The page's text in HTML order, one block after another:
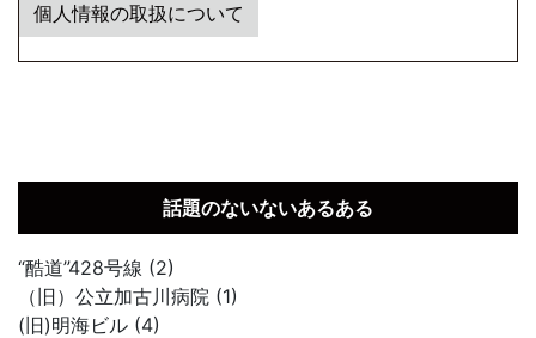
個人情報の取扱について
話題のないないあるある
“酷道”428号線 (2)
（旧）公立加古川病院 (1)
(旧)明海ビル (4)